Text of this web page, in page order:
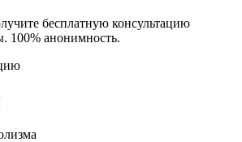
бесплатную консультацию
100% анонимность.